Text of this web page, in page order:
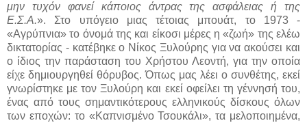
μην τυχόν φανεί κάποιος άντρας της ασφάλειας ή της
Ε.Σ.Α.». Στο υπόγειο μιας τέτοιας μπουάτ, το 1973 -
«Αγρύπνια» το όνομά της και είκοσι μέρες η «ζωή» της ελέω
δικτατορίας - κατέβηκε ο Νίκος Ξυλούρης για να ακούσει και
ο ίδιος την παράσταση του Χρήστου Λεοντή, για την οποία
είχε δημιουργηθεί θόρυβος. Όπως μας λέει ο συνθέτης, εκεί
γνωρίστηκε με τον Ξυλούρη και εκεί οφείλει τη γέννησή του,
ένας από τους σημαντικότερους ελληνικούς δίσκους όλων
των εποχών: το «Καπνισμένο Τσουκάλι», τα μελοποιημένα,